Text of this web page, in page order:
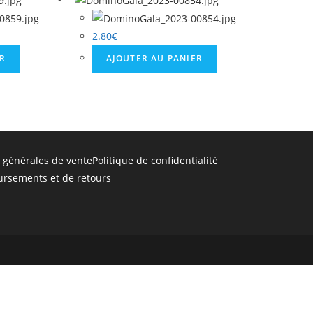
2.80€
AJOUTER AU PANIER
de ventePolitique de confidentialité
et de retours